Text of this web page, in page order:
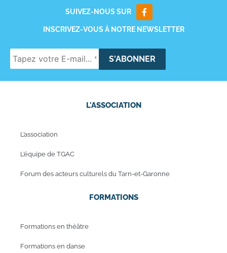
SUIVEZ-NOUS SUR
INSCRIVEZ-VOUS À NOTRE NEWSLETTER
L'ASSOCIATION
L’association
L’équipe de TGAC
Forum des acteurs culturels du Tarn-et-Garonne
FORMATIONS
Formations en théâtre
Formations en danse